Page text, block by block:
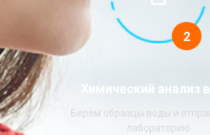
2
Химический анализ
Берём образцы воды и
лабораторию